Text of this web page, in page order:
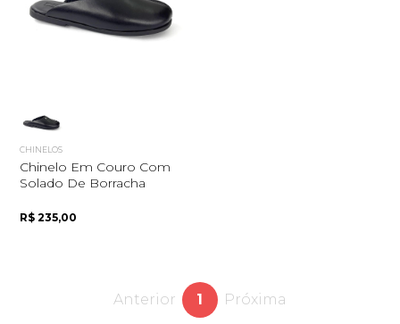
CHINELOS
Chinelo Em Couro Com
Solado De Borracha
R$ 235,00
Anterior 1 Próxima